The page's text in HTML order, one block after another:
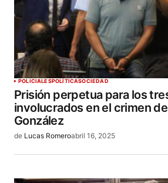
POLICIALESPOLÍTICASOCIEDAD
Prisión perpetua para los
involucrados en el crimen
González
de Lucas Romeroabril 16, 2025